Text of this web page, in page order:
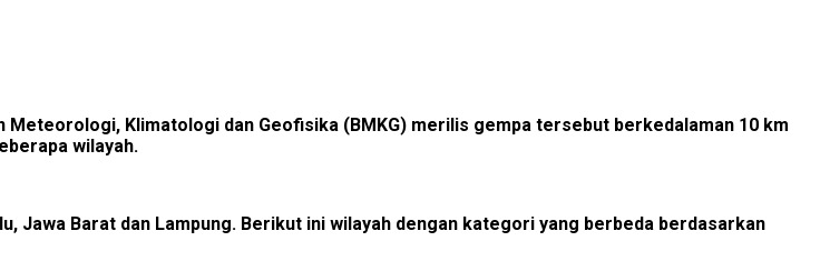
Meteorologi, Klimatologi dan Geofisika (BMKG) merilis gempa tersebut berkedalaman 10 km
wilayah.
Jawa Barat dan Lampung. Berikut ini wilayah dengan kategori yang berbeda berdasarkan